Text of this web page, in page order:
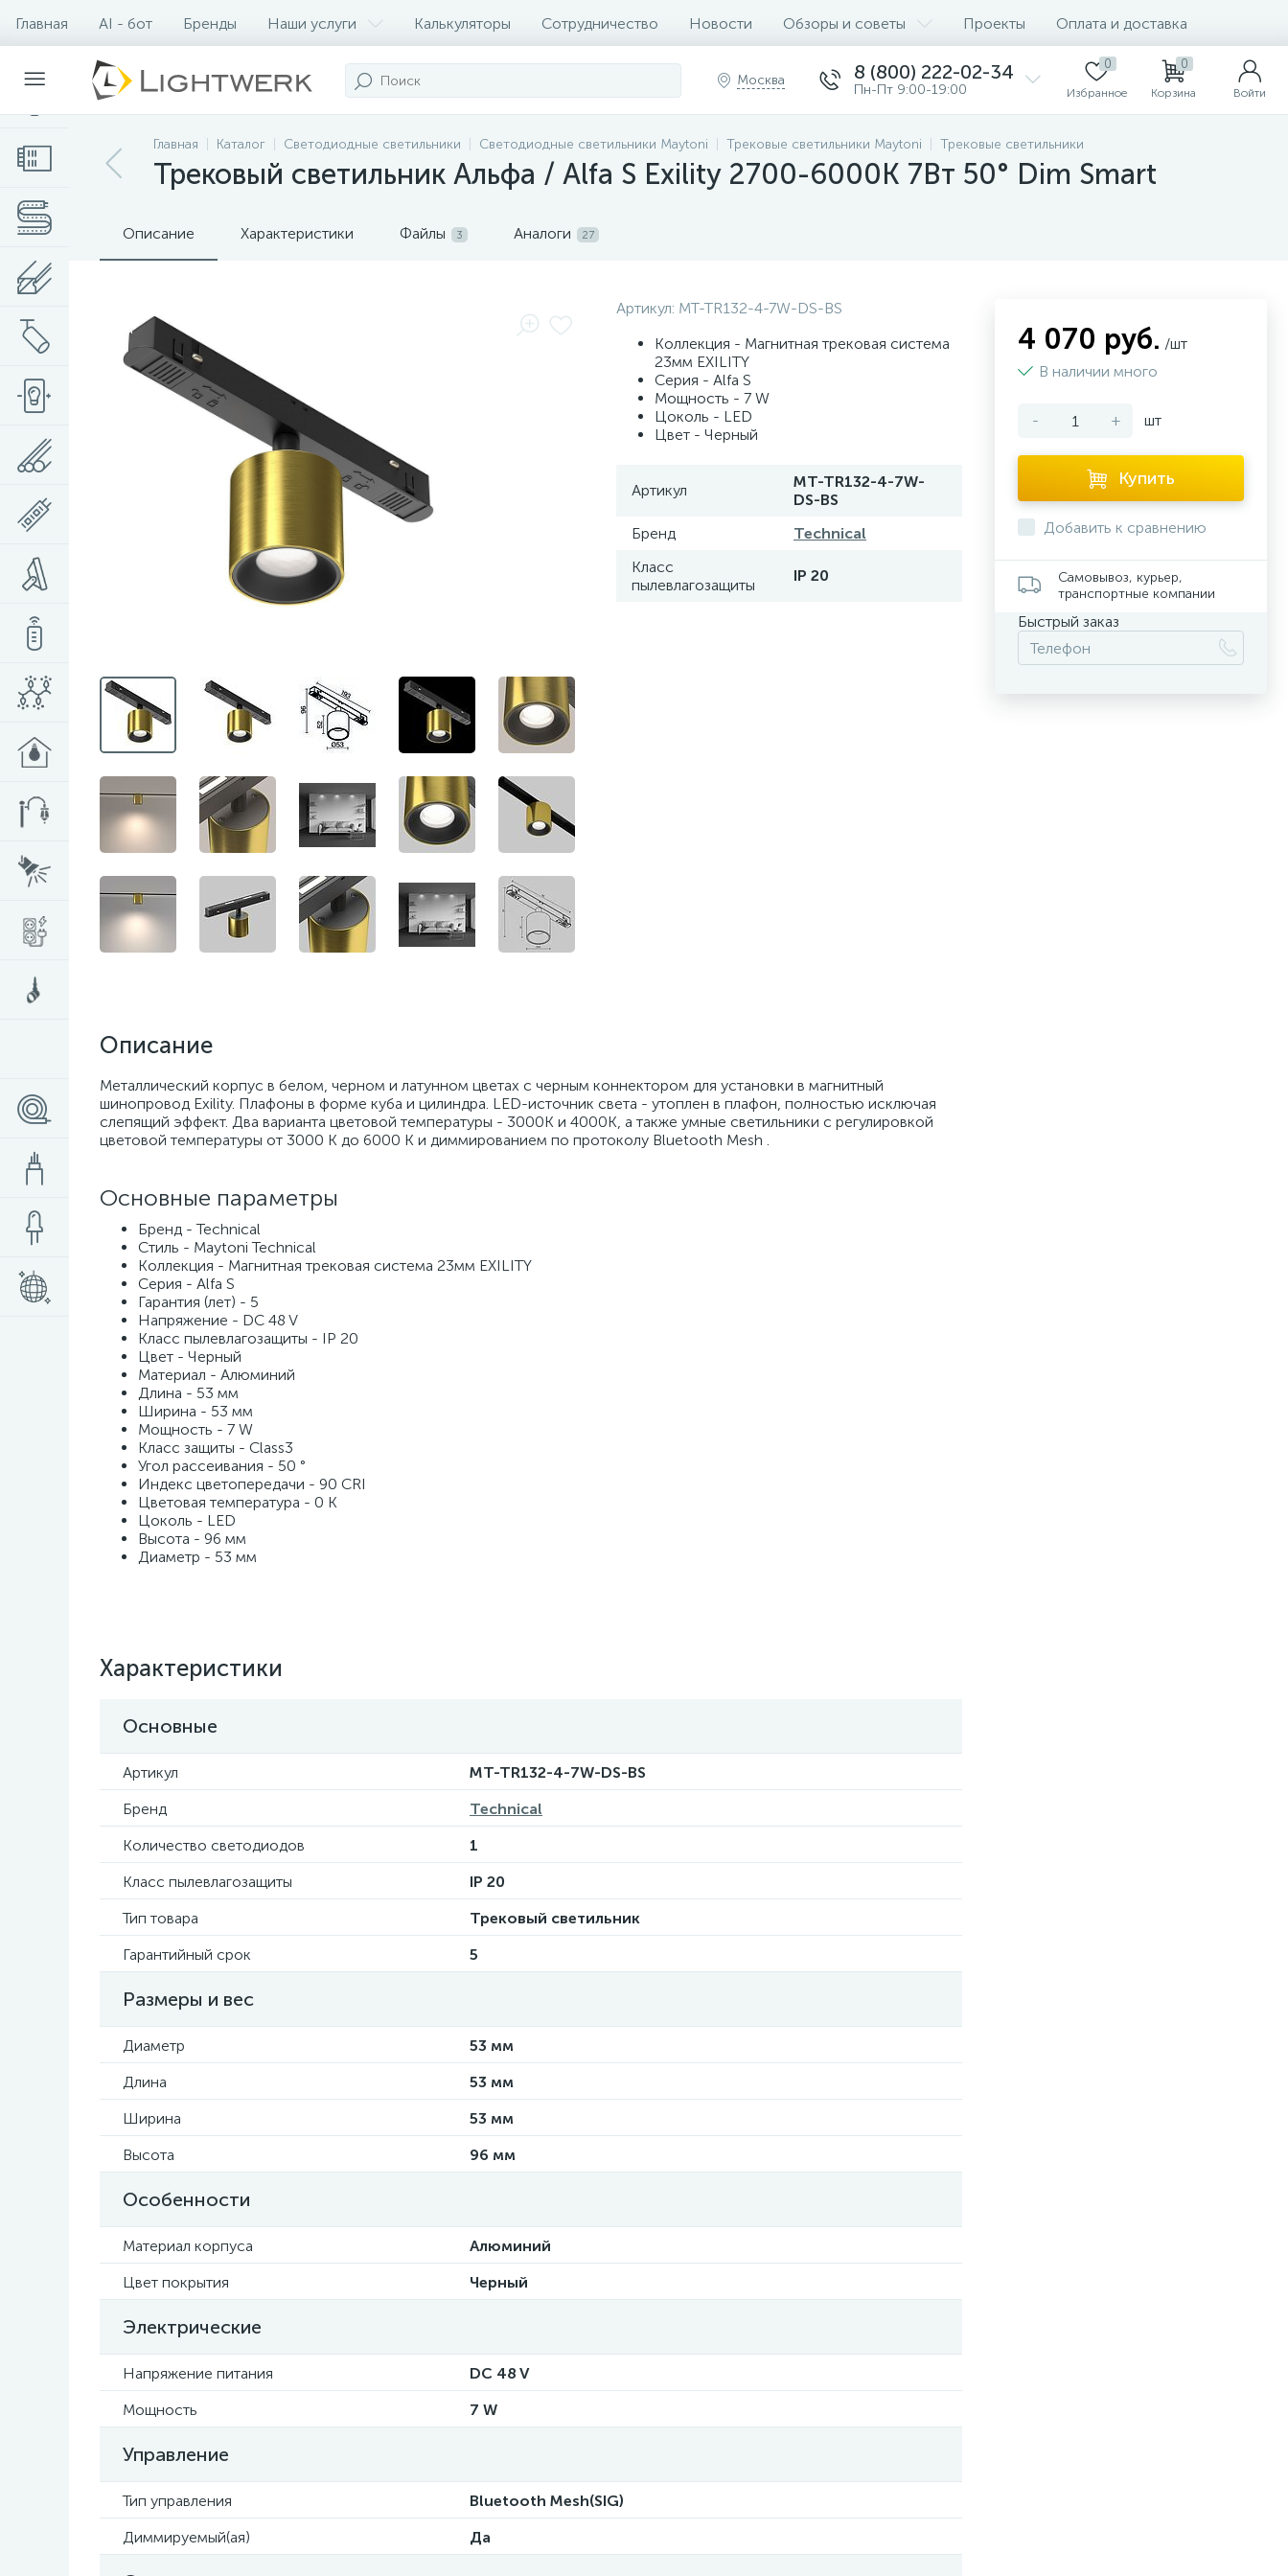
Главная AI - бот Бренды Наши услуги Калькуляторы Сотрудничество Новости Обзоры и советы Проекты Оплата и доставка
Контакты
Москва 8 (800) 222-02-34
Пн-Пт 9:00-19:00
0
Избранное
0
Корзина Войти
Главная Каталог Светодиодные светильники Светодиодные светильники Maytoni Трековые светильники Maytoni Трековые светильники
Трековый светильник Альфа / Alfa S Exility 2700-6000K 7Вт 50° Dim Smart
Описание Характеристики Файлы 3 Аналоги 27
Нет
Артикул: MT-TR132-4-7W-DS-BS
Коллекция - Магнитная трековая система
23мм EXILITY
Серия - Alfa S
Мощность - 7 W
Цоколь - LED
Цвет - Черный
Артикул
MT-TR132-4-7W-
DS-BS
Бренд
Technical
Класс
пылевлагозащиты
IP 20
Описание
Металлический корпус в белом, черном и латунном цветах с черным коннектором для установки в магнитный
шинопровод Exility. Плафоны в форме куба и цилиндра. LED-источник света - утоплен в плафон, полностью исключая
слепящий эффект. Два варианта цветовой температуры - 3000К и 4000К, а также умные светильники с регулировкой
цветовой температуры от 3000 K до 6000 K и диммированием по протоколу Bluetooth Mesh .
Основные параметры
Бренд - Technical
Стиль - Maytoni Technical
Коллекция - Магнитная трековая система 23мм EXILITY
Серия - Alfa S
Гарантия (лет) - 5
Напряжение - DC 48 V
Класс пылевлагозащиты - IP 20
Цвет - Черный
Материал - Алюминий
Длина - 53 мм
Ширина - 53 мм
Мощность - 7 W
Класс защиты - Class3
Угол рассеивания - 50 °
Индекс цветопередачи - 90 CRI
Цветовая температура - 0 K
Цоколь - LED
Высота - 96 мм
Диаметр - 53 мм
Характеристики
Основные
Артикул
MT-TR132-4-7W-DS-BS
Бренд
Technical
Количество светодиодов
1
Класс пылевлагозащиты
IP 20
Тип товара
Трековый светильник
Гарантийный срок
5
Размеры и вес
Диаметр
53 мм
Длина
53 мм
Ширина
53 мм
Высота
96 мм
Особенности
Материал корпуса
Алюминий
Цвет покрытия
Черный
Электрические
Напряжение питания
DC 48 V
Мощность
7 W
Управление
Тип управления
Bluetooth Mesh(SIG)
Диммируемый(ая)
Да
4 070 руб. /шт
В наличии много
- + шт
Купить
Добавить к сравнению
Самовывоз, курьер,
транспортные компании
Быстрый заказ